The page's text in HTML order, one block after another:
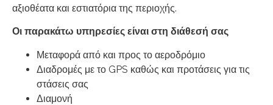
αξιοθέατα και εστιατόρια της περιοχής.
Οι παρακάτω υπηρεσίες είναι στη διάθεσή σας
Μεταφορά από και προς το αεροδρόμιο
Διαδρομές με το GPS καθώς και προτάσεις για τις
στάσεις σας
Διαμονή